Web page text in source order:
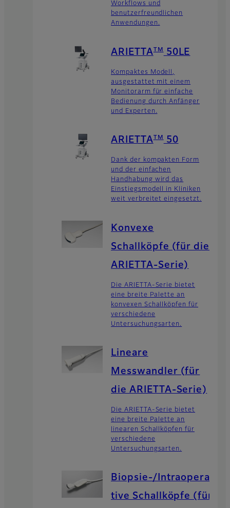
Workflows und
benutzerfreundlichen
Anwendungen.
ARIETTA TM 50LE
Kompaktes Modell,
ausgestattet mit einem
Monitorarm für einfache
Bedienung durch Anfänger
und Experten.
ARIETTA TM 50
Dank der kompakten Form
und der einfachen
Handhabung wird das
Einstiegsmodell in Kliniken
weit verbreitet eingesetzt.
Konvexe
Schallköpfe (für die
ARIETTA-Serie)
Die ARIETTA-Serie bietet
eine breite Palette an
konvexen Schallköpfen für
verschiedene
Untersuchungsarten.
Lineare
Messwandler (für
die ARIETTA-Serie)
Die ARIETTA-Serie bietet
eine breite Palette an
linearen Schallköpfen für
verschiedene
Untersuchungsarten.
Biopsie-/Intraopera
tive Schallköpfe (für